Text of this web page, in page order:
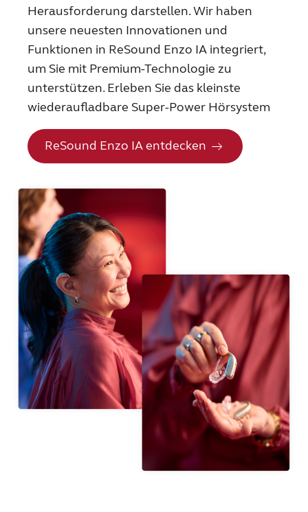
Türkçe United Kingdom
عربي 日本
Herausforderung darstellen. Wir haben
unsere neuesten Innovationen und
Funktionen in ReSound Enzo IA integriert,
um Sie mit Premium-Technologie zu
unterstützen. Erleben Sie das kleinste
wiederaufladbare Super-Power Hörsystem
ReSound Enzo IA entdecken